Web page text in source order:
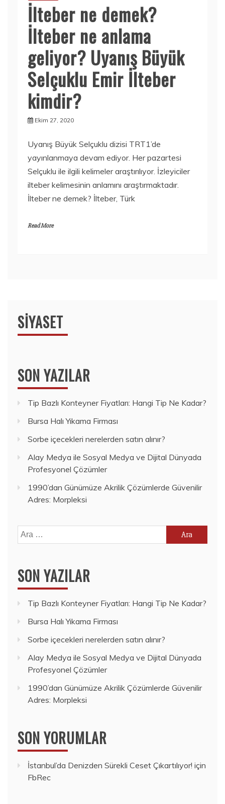
İlteber ne demek?
İlteber ne anlama
geliyor? Uyanış Büyük
Selçuklu Emir İlteber
kimdir?
Ekim 27, 2020
Uyanış Büyük Selçuklu dizisi TRT1’de
yayınlanmaya devam ediyor. Her pazartesi
Selçuklu ile ilgili kelimeler araştırılıyor. İzleyiciler
ilteber kelimesinin anlamını araştırmaktadır.
İlteber ne demek? İlteber, Türk
Read More
SIYASET
SON YAZILAR
Tip Bazlı Konteyner Fiyatları: Hangi Tip Ne Kadar?
Bursa Halı Yıkama Firması
Sorbe içecekleri nerelerden satın alınır?
Alay Medya ile Sosyal Medya ve Dijital Dünyada
Profesyonel Çözümler
1990’dan Günümüze Akrilik Çözümlerde Güvenilir
Adres: Morpleksi
Arama:
SON YAZILAR
Tip Bazlı Konteyner Fiyatları: Hangi Tip Ne Kadar?
Bursa Halı Yıkama Firması
Sorbe içecekleri nerelerden satın alınır?
Alay Medya ile Sosyal Medya ve Dijital Dünyada
Profesyonel Çözümler
1990’dan Günümüze Akrilik Çözümlerde Güvenilir
Adres: Morpleksi
SON YORUMLAR
İstanbul’da Denizden Sürekli Ceset Çıkartılıyor! için
FbRec